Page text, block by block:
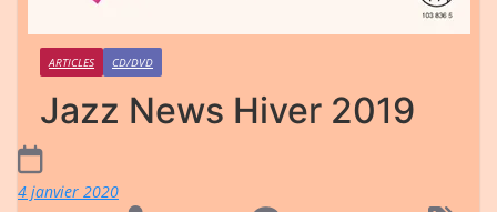
ARTICLES CD/DVD
Jazz News Hiver 2019
4 janvier 2020